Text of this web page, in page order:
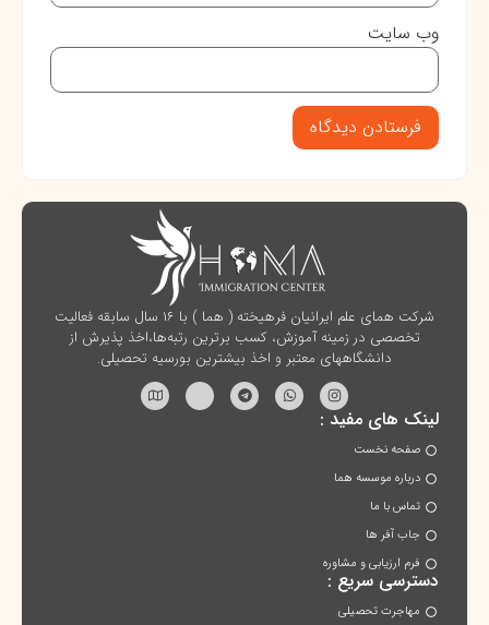
وب‌ سایت
شرکت همای علم ایرانیان فرهیخته ( هما ) با ۱۶ سال سابقه فعالیت
تخصصی در زمینه آموزش، کسب برترین رتبه‌ها،اخذ پذیرش از
دانشگاههای معتبر و اخذ بیشترین بورسیه تحصیلی.
لینک های مفید :
صفحه نخست
درباره موسسه هما
تماس با ما
جاب آفر ها
فرم ارزیابی و مشاوره
دسترسی سریع :
مهاجرت تحصیلی